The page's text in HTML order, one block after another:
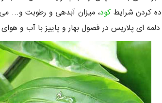
کردن شرایط کود
دلمه ای پلاریس در فصول بهار و پاییز با آب و